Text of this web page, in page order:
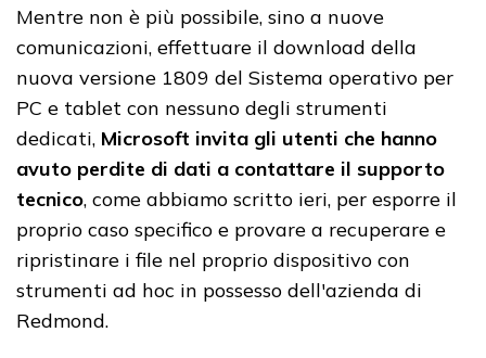
Mentre non è più possibile, sino a nuove
comunicazioni, effettuare il download della
nuova versione 1809 del Sistema operativo per
PC e tablet con nessuno degli strumenti
dedicati, Microsoft invita gli utenti che hanno
avuto perdite di dati a contattare il supporto
tecnico, come abbiamo scritto ieri, per esporre il
proprio caso specifico e provare a recuperare e
ripristinare i file nel proprio dispositivo con
strumenti ad hoc in possesso dell'azienda di
Redmond.